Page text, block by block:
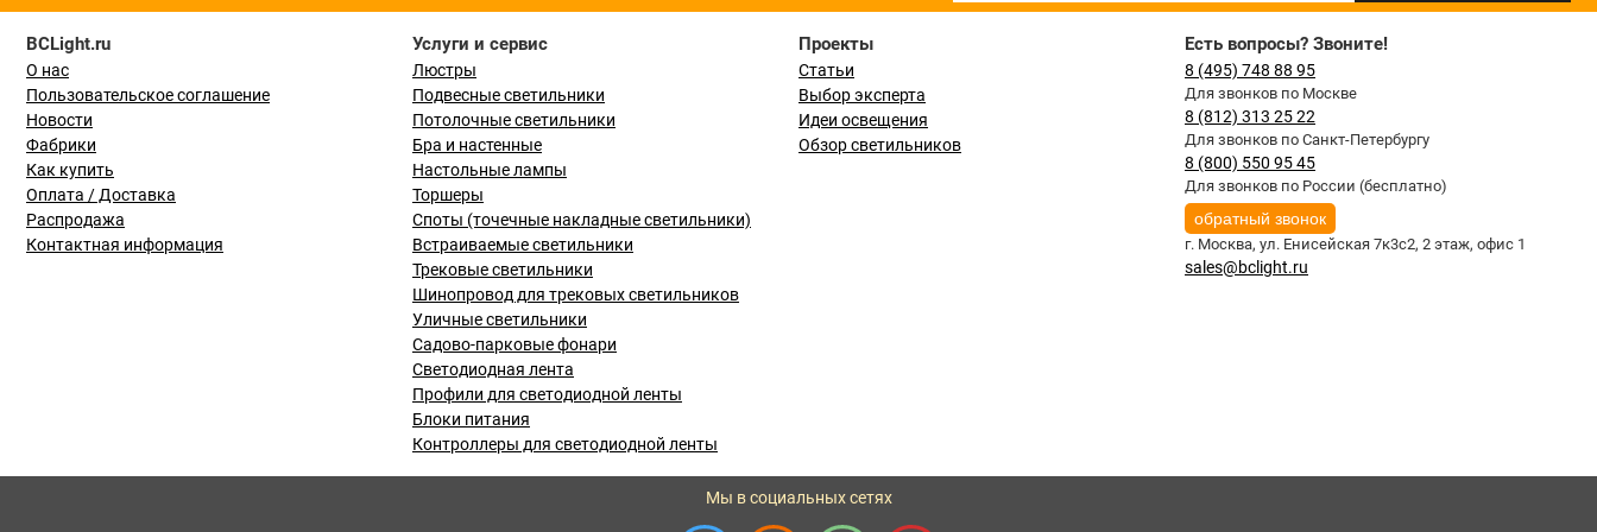
BCLight.ru
О нас
Пользовательское соглашение
Новости
Фабрики
Как купить
Оплата / Доставка
Распродажа
Контактная информация
Услуги и сервис
Люстры
Подвесные светильники
Потолочные светильники
Бра и настенные
Настольные лампы
Торшеры
Споты (точечные накладные светильники)
Встраиваемые светильники
Трековые светильники
Шинопровод для трековых светильников
Уличные светильники
Садово-парковые фонари
Светодиодная лента
Профили для светодиодной ленты
Блоки питания
Контроллеры для светодиодной ленты
Проекты
Статьи
Выбор эксперта
Идеи освещения
Обзор светильников
Есть вопросы? Звоните!
8 (495) 748 88 95
Для звонков по Москве
8 (812) 313 25 22
Для звонков по Санкт-Петербургу
8 (800) 550 95 45
Для звонков по России (бесплатно)
обратный звонок
г. Москва, ул. Енисейская 7к3с2, 2 этаж, офис 1
sales@bclight.ru
Мы в социальных сетях